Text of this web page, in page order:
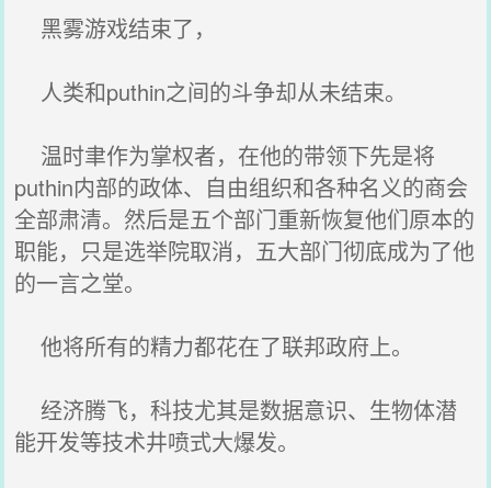
黑雾游戏结束了，
人类和puthin之间的斗争却从未结束。
温时聿作为掌权者，在他的带领下先是将
puthin内部的政体、自由组织和各种名义的商会
全部肃清。然后是五个部门重新恢复他们原本的
职能，只是选举院取消，五大部门彻底成为了他
的一言之堂。
他将所有的精力都花在了联邦政府上。
经济腾飞，科技尤其是数据意识、生物体潜
能开发等技术井喷式大爆发。